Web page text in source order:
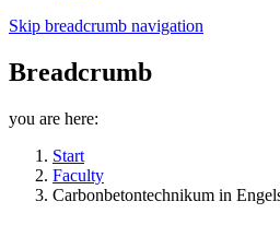
Skip breadcrumb navigation
Breadcrumb
you are here:
Start
Faculty
Carbonbetontechnikum in